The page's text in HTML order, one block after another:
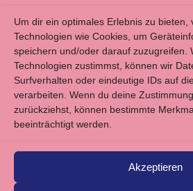
Um dir ein optimales Erlebnis zu bieten,
Technologien wie Cookies, um
speichern und/oder darauf zuzugreifen.
Technologien zustimmst, können wir
Surfverhalten oder eindeutige IDs auf
verarbeiten. Wenn du deine
zurückziehst, können bestimmte
beeinträchtigt werden.
Akzeptieren
KONTAKT
IMPRESSUM
ALLGEMEINE
DATENSCHUTZERKLÄRUNG